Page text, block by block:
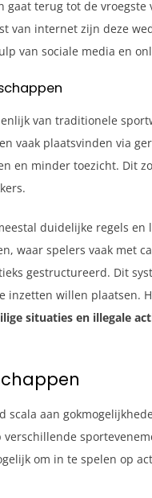
terug tot de
van internet zijn deze
van sociale media en
van traditionele
vaak plaatsvinden via
en minder toezicht. Dit
duidelijke regels
waar spelers vaak met
gestructureerd. Dit
inzetten willen
situaties en illegale
aan
om in te spelen op